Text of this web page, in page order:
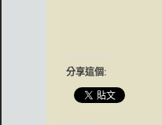
分享這個: